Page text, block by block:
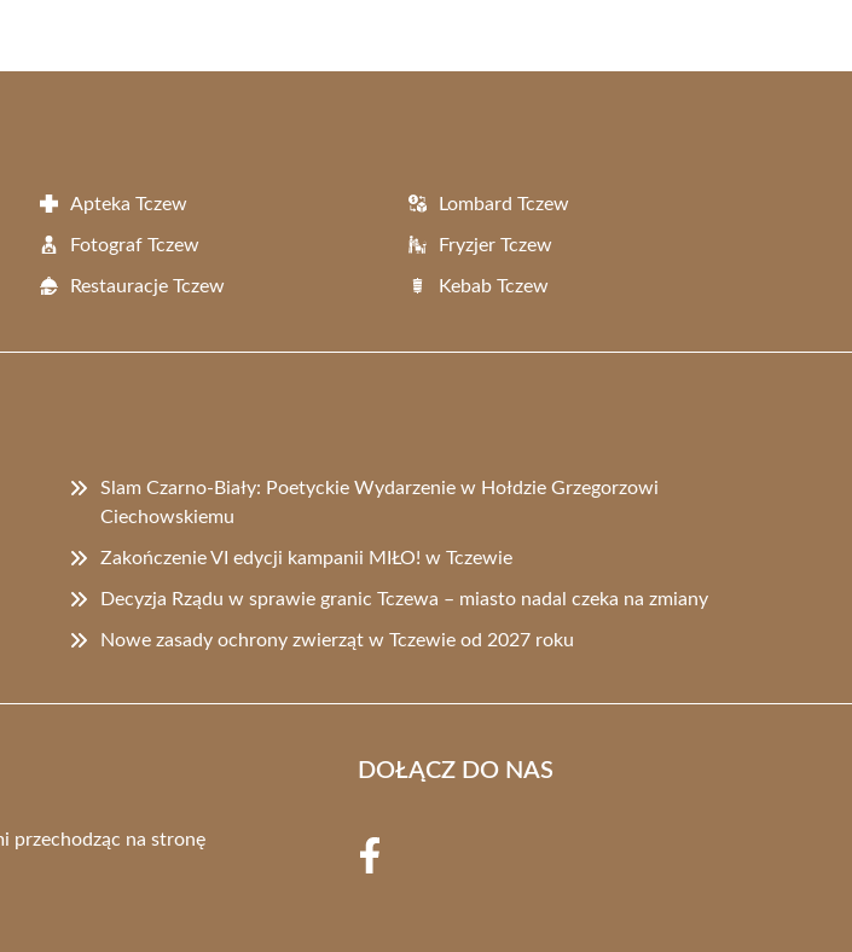
Apteka Tczew Lombard Tczew
Fotograf Tczew Fryzjer Tczew
Restauracje Tczew Kebab Tczew
Slam Czarno-Biały: Poetyckie Wydarzenie w Hołdzie Grzegorzowi
Ciechowskiemu
Zakończenie VI edycji kampanii MIŁO! w Tczewie
Decyzja Rządu w sprawie granic Tczewa – miasto nadal czeka na zmiany
Nowe zasady ochrony zwierząt w Tczewie od 2027 roku
przechodząc na stronę
DOŁĄCZ DO NAS